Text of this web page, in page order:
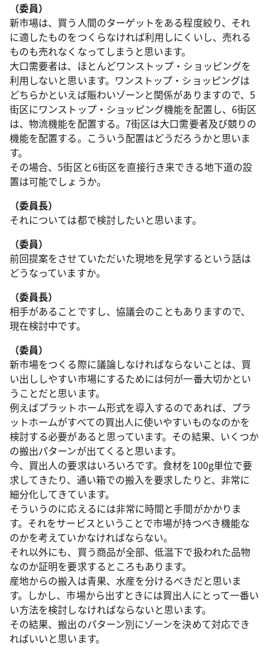
（委員）
新市場は、買う人間のターゲットをある程度絞り、それ
に適したものをつくらなければ利用しにくいし、売れる
ものも売れなくなってしまうと思います。
大口需要者は、ほとんどワンストップ・ショッピングを
利用しないと思います。ワンストップ・ショッピングは
どちらかといえば賑わいゾーンと関係がありますので、5
街区にワンストップ・ショッピング機能を配置し、6街区
は、物流機能を配置する。7街区は大口需要者及び競りの
機能を配置する。こういう配置はどうだろうかと思いま
す。
その場合、5街区と6街区を直接行き来できる地下道の設
置は可能でしょうか。
（委員長）
それについては都で検討したいと思います。
（委員）
前回提案をさせていただいた現地を見学するという話は
どうなっていますか。
（委員長）
相手があることですし、協議会のこともありますので、
現在検討中です。
（委員）
新市場をつくる際に議論しなければならないことは、買
い出ししやすい市場にするためには何が一番大切かとい
うことだと思います。
例えばプラットホーム形式を導入するのであれば、プラ
ットホームがすべての買出人に使いやすいものなのかを
検討する必要があると思っています。その結果、いくつか
の搬出パターンが出てくると思います。
今、買出人の要求はいろいろです。食材を100g単位で要
求してきたり、通い箱での搬入を要求したりと、非常に
細分化してきています。
そういうのに応えるには非常に時間と手間がかかりま
す。それをサービスということで市場が持つべき機能な
のかを考えていかなければならない。
それ以外にも、買う商品が全部、低温下で扱われた品物
なのか証明を要求するところもあります。
産地からの搬入は青果、水産を分けるべきだと思いま
す。しかし、市場から出すときには買出人にとって一番い
い方法を検討しなければならないと思います。
その結果、搬出のパターン別にゾーンを決めて対応でき
ればいいと思います。